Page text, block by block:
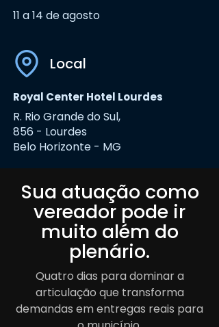
11 a 14 de agosto
Local
Royal Center Hotel Lourdes
R. Rio Grande do Sul,
856 - Lourdes
Belo Horizonte - MG
Sua atuação como
vereador pode ir
muito além do
plenário.
Quatro dias para dominar a
articulação que transforma
demandas em entregas reais para